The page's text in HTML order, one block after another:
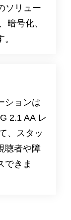
ソリュー
暗号化、
ションは
2.1 AA レ
、スタッ
聴者や障
できま